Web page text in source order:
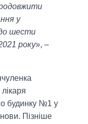
у
шести
року», –
будинку №1 у
Пізніше